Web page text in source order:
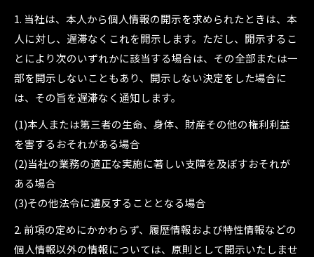
1. 当社は、本人から個人情報の開示を求められたときは、本
人に対し、遅滞なくこれを開示します。ただし、開示するこ
とにより次のいずれかに該当する場合は、その全部または一
部を開示しないこともあり、開示しない決定をした場合に
は、その旨を遅滞なく通知します。
(1)本人または第三者の生命、身体、財産その他の権利利益
を害するおそれがある場合
(2)当社の業務の適正な実施に著しい支障を及ぼすおそれが
ある場合
(3)その他法令に違反することとなる場合
2. 前項の定めにかかわらず、履歴情報および特性情報などの
個人情報以外の情報については、原則として開示いたしませ